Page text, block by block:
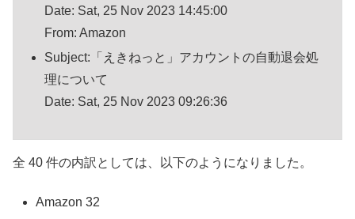
Date: Sat, 25 Nov 2023 14:45:00
From: Amazon
Subject:「えきねっと」アカウントの自動退会処
理について
Date: Sat, 25 Nov 2023 09:26:36
全 40 件の内訳としては、以下のようになりました。
Amazon 32